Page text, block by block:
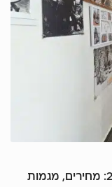
שוק הנדל”ן ביפו ובתל אביב 2025–2026: מחירים, מגמות